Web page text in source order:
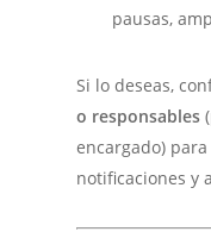
pausas,
Si lo deseas,
o responsables
encargado)
notificaciones y